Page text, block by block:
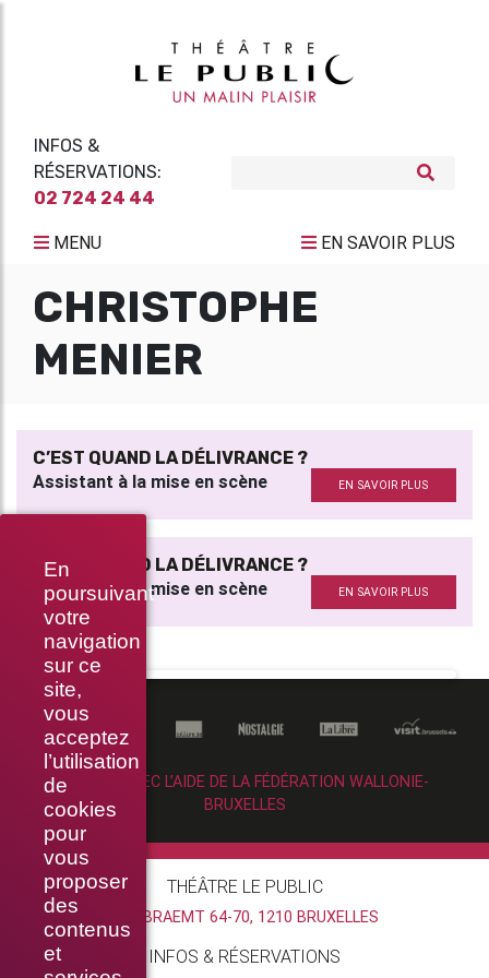
En
poursuivant
votre
navigation
sur ce
site,
vous
acceptez
l’utilisation
de
cookies
pour
vous
proposer
des
contenus
et
INFOS &
RÉSERVATIONS:
02 724 24 44
MENU EN SAVOIR PLUS
CHRISTOPHE
MENIER
C’EST QUAND LA DÉLIVRANCE ?
Assistant à la mise en scène EN SAVOIR PLUS
C’EST QUAND LA DÉLIVRANCE ?
Assistant à la mise en scène EN SAVOIR PLUS
RÉALISÉ AVEC L’AIDE DE LA FÉDÉRATION WALLONIE-
BRUXELLES
THÉÂTRE LE PUBLIC
RUE BRAEMT 64-70, 1210 BRUXELLES
INFOS & RÉSERVATIONS